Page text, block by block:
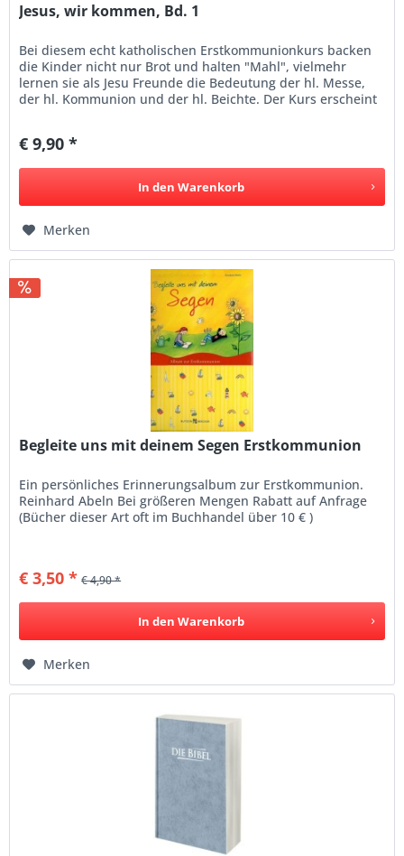
Jesus, wir kommen, Bd. 1
Bei diesem echt katholischen Erstkommunionkurs backen
die Kinder nicht nur Brot und halten "Mahl", vielmehr
lernen sie als Jesu Freunde die Bedeutung der hl. Messe,
der hl. Kommunion und der hl. Beichte. Der Kurs erscheint
€ 9,90 *
In den Warenkorb
Merken
Begleite uns mit deinem Segen Erstkommunion
Ein persönliches Erinnerungsalbum zur Erstkommunion.
Reinhard Abeln Bei größeren Mengen Rabatt auf Anfrage
(Bücher dieser Art oft im Buchhandel über 10 € )
€ 3,50 * € 4,90 *
In den Warenkorb
Merken